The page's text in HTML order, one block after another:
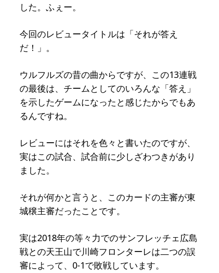
した。ふぇー。
今回のレビュータイトルは「それが答え
だ！」。
ウルフルズの昔の曲からですが、この13連戦
の最後は、チームとしてのいろんな「答え」
を示したゲームになったと感じたからでもあ
るんですね。
レビューにはそれを色々と書いたのですが、
実はこの試合、試合前に少しざわつきがあり
ました。
それが何かと言うと、このカードの主審が東
城穣主審だったことです。
実は2018年の等々力でのサンフレッチェ広島
戦との天王山で川崎フロンターレは二つの誤
審によって、0-1で敗戦しています。